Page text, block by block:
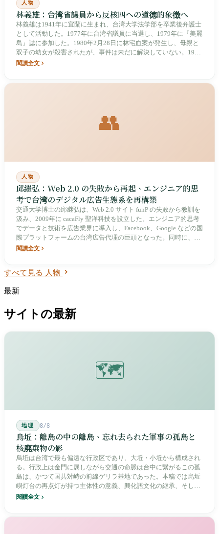
人物
林義雄：台湾省議員から反核四への道徳的象徴へ
林義雄は1941年に宜蘭に生まれ、台湾大学法学部を卒業後弁護士
として活動した。1977年に台湾省議員に当選し、1979年に『美麗
島』誌に参加した。1980年2月28日に林宅血案が発生し、母親と
双子の幼女が殺害されたが、事件は未だに解決していない。1984
年に出獄後、ハーバード大学ケネディ行政大学院でMPAを取得し
閱讀全文
👥
人物
邱繼弘：Web 2.0 の失敗から再起、エンジニア的思
考で台湾のデジタル広告生態系を再構築
交通大学博士の邱継弘は、Web 2.0 サイト funP の失敗から教訓を
汲み、2009年に cacaFly 聖洋科技を設立した。エンジニア的思考
でデータと技術を広告業界に導入し、Facebook、Google などの国
際プラットフォームの台湾広告代理の巨頭となった。同時に、時
代力量決策委員、台北市政府市政顧問、DMA 理事長などの役割
閱讀全文
すべて見る 人物
最新
サイトの最新
🗺️
地理 8/8
烏坵：離島の中の離島、忘れ去られた軍事の孤島と
核廃棄物の影
烏坵は台湾で最も偏遠な行政区であり、大坵・小坵から構成され
る。行政上は金門に属しながら交通の命脈は台中に繋がるこの孤
島は、かつて国共対峙の前線ゲリラ基地であった。本稿では烏坵
嶼灯台の再点灯が持つ主体性の意義、興化語文化の継承、そして
20年にわたる核廃棄物処分場選定をめぐる住民投票の論争を深く
閱讀全文